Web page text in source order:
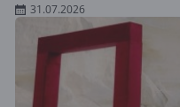
31.07.2026